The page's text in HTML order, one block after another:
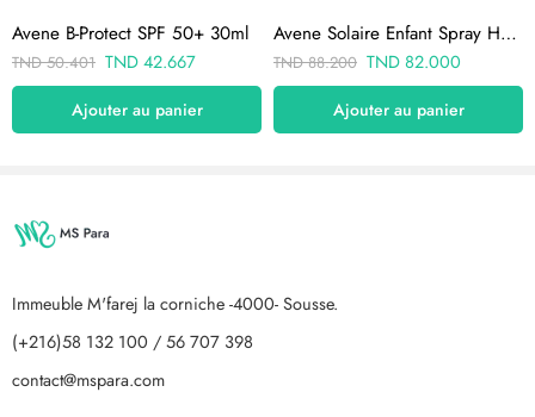
Avene B-Protect SPF 50+ 30ml
TND50.401 TND42.667
Ajouter au panier
Avene Solaire Enfant Spray Haute Protection Spf 50+ 200ml
TND88.200 TND82.000
Ajouter au panier
Immeuble M'farej la corniche -4000- Sousse.
(+216)58 132 100 / 56 707 398
contact@mspara.com